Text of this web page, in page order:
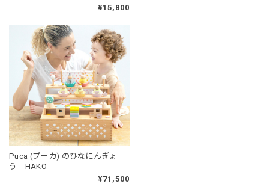
¥15,800
Puca (プーカ) のひなにんぎょ
う HAKO
¥71,500